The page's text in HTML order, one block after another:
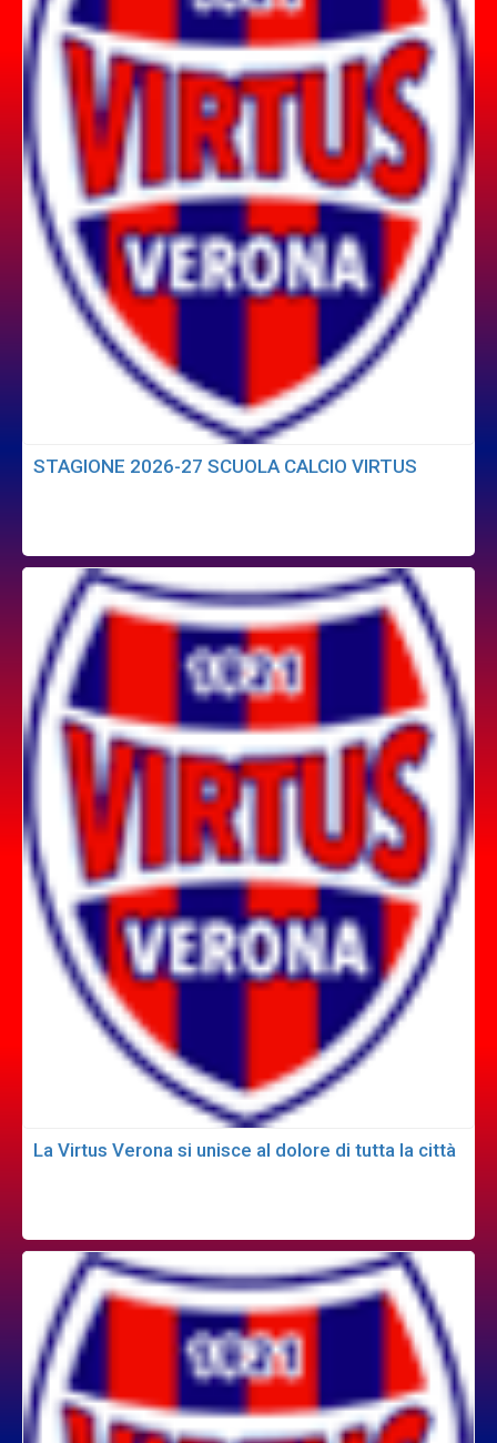
STAGIONE 2026-27 SCUOLA CALCIO VIRTUS
La Virtus Verona si unisce al dolore di tutta la città